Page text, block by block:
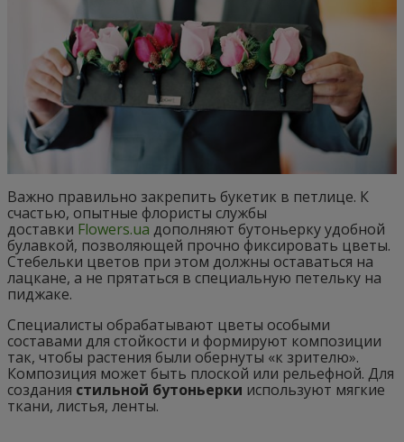
Важно правильно закрепить букетик в петлице. К
счастью, опытные флористы службы
доставки Flowers.ua дополняют бутоньерку удобной
булавкой, позволяющей прочно фиксировать цветы.
Стебельки цветов при этом должны оставаться на
лацкане, а не прятаться в специальную петельку на
пиджаке.
Специалисты обрабатывают цветы особыми
составами для стойкости и формируют композиции
так, чтобы растения были обернуты «к зрителю».
Композиция может быть плоской или рельефной. Для
создания стильной бутоньерки используют мягкие
ткани, листья, ленты.